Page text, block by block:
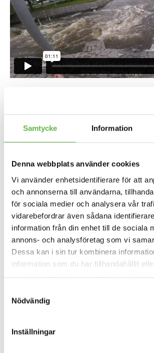
Samtycke Information
Denna webbplats använder cookies
Vi använder enhetsidentifierare för att
och annonserna till användarna,
för sociala medier och analysera vår
vidarebefordrar även sådana
information från din enhet till de sociala
annons- och analysföretag som vi
Dessa kan i sin tur kombinera
information som du har tillhandahållit
Nödvändig
Inställningar
EAN:8591692020657
Kategorier: Kastlinor, cow tails m.m.
Etikett:Hiko
Produktdata
Omdömen
20 meter